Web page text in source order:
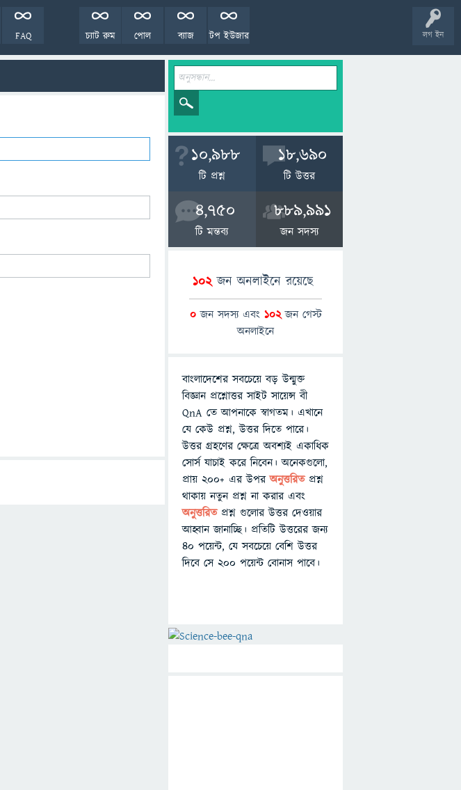
লগ ইন
FAQ টপ ইউজার
ব্যাজ
পোল
চ্যাট রুম
10,988
টি প্রশ্ন
18,690
টি উত্তর
4,750
টি মন্তব্য
889,991
জন সদস্য
102জন অনলাইনে রয়েছে
0জন সদস্য এবং 102জন গেস্ট
অনলাইনে
বাংলাদেশের সবচেয়ে বড় উন্মুক্ত
বিজ্ঞান প্রশ্নোত্তর সাইট সায়েন্স বী
QnA তে আপনাকে স্বাগতম। এখানে
যে কেউ প্রশ্ন, উত্তর দিতে পারে।
উত্তর গ্রহণের ক্ষেত্রে অবশ্যই একাধিক
সোর্স যাচাই করে নিবেন। অনেকগুলো,
প্রায় ২০০+ এর উপরঅনুত্তরিতপ্রশ্ন
থাকায় নতুন প্রশ্ন না করার এবং
অনুত্তরিত প্রশ্ন গুলোর উত্তর দেওয়ার
আহ্বান জানাচ্ছি। প্রতিটি উত্তরের জন্য
৪০ পয়েন্ট, যে সবচেয়ে বেশি উত্তর
দিবে সে ২০০ পয়েন্ট বোনাস পাবে।